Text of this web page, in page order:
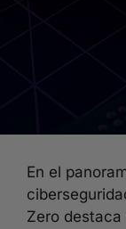
En el
Zero